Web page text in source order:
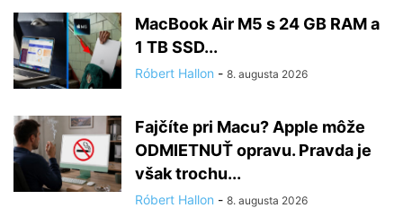
MacBook Air M5 s 24 GB RAM a
1 TB SSD...
Róbert Hallon - 8. augusta 2026
Fajčíte pri Macu? Apple môže
ODMIETNUŤ opravu. Pravda je
však trochu...
Róbert Hallon - 8. augusta 2026